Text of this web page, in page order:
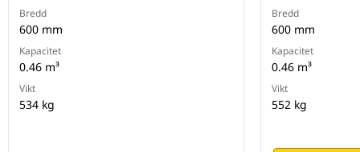
Bredd
600 mm
Kapacitet
0.46 m³
Vikt
534 kg
Bredd
600 mm
Kapacitet
0.46 m³
Vikt
552 kg